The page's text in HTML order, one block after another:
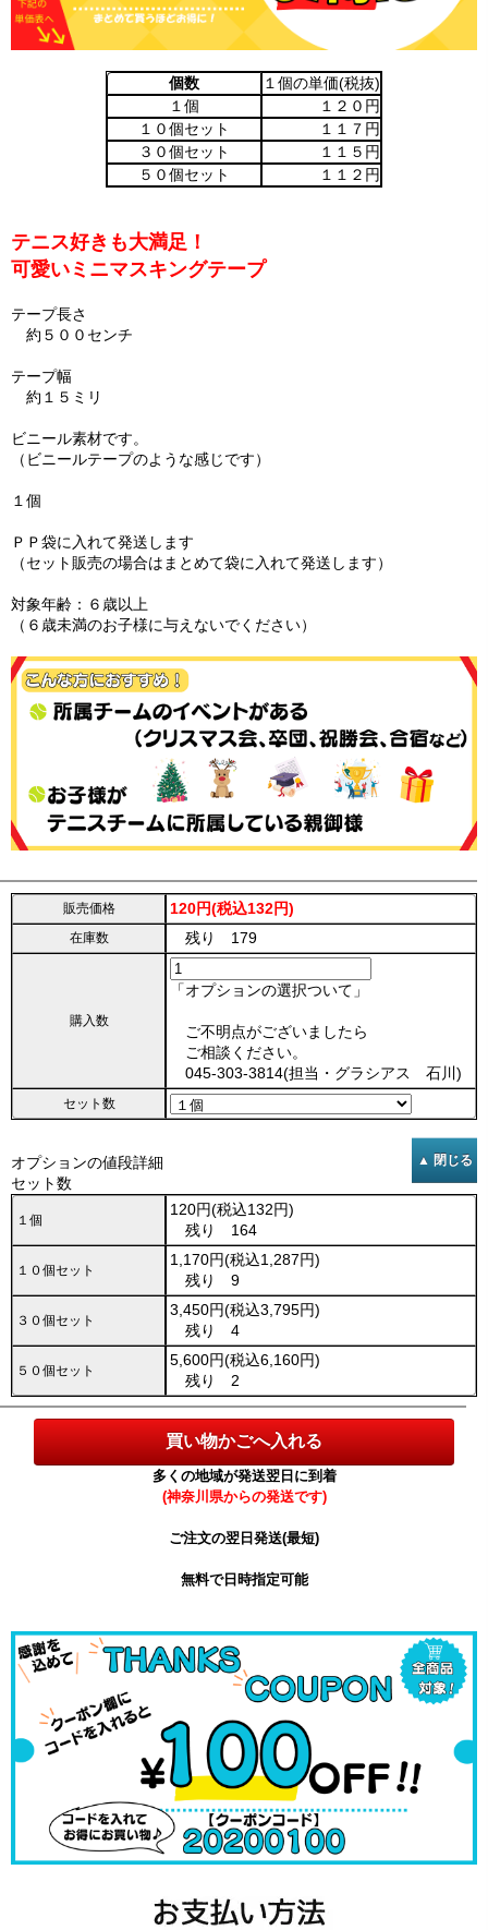
個数
１個の単価(税抜)
１個
１２０円
１０個セット
１１７円
３０個セット
１１５円
５０個セット
１１２円
テニス好きも大満足！
可愛いミニマスキングテープ
テープ長さ
約５００センチ
テープ幅
約１５ミリ
ビニール素材です。
（ビニールテープのような感じです）
１個
ＰＰ袋に入れて発送します
（セット販売の場合はまとめて袋に入れて発送します）
対象年齢：６歳以上
（６歳未満のお子様に与えないでください）
販売価格 120円(税込132円)
在庫数 残り 179
購入数
「オプションの選択ついて」
ご不明点がございましたら
ご相談ください。
045-303-3814(担当・グラシアス 石川)
セット数
オプションの値段詳細
セット数
１個
120円(税込132円)
残り 164
１０個セット
1,170円(税込1,287円)
残り 9
３０個セット
3,450円(税込3,795円)
残り 4
５０個セット
5,600円(税込6,160円)
残り 2
多くの地域が発送翌日に到着
(神奈川県からの発送です)
ご注文の翌日発送(最短)
無料で日時指定可能